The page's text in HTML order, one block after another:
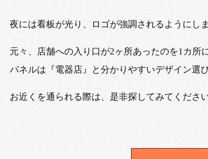
夜には看板が光り、ロゴが強調されるようにしま
元々、店舗への入り口が2ヶ所あったのを1カ所
パネルは『電器店』と分かりやすいデザイン選
お近くを通られる際は、是非探してみてくださ